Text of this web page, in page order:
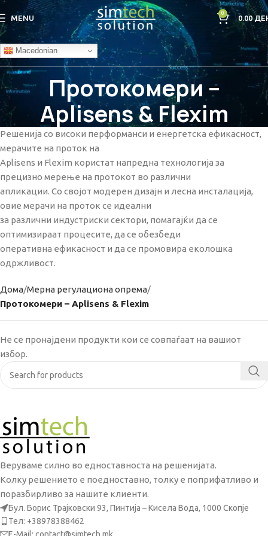
MENU
0
0.00
Macedonian
Протокомери –
Aplisens & Flexim
Решенија со високи перформанси и енергетска ефикасност,
мерачите на проток на
Aplisens и Flexim користат напредна технологија за
прецизно мерење на протокот во различни
апликации. Со својот модерен дизајн и лесна инсталација,
овие мерачи на проток се идеални
за различни индустриски сектори, помагајќи да се
оптимизираат процесите, да се обезбеди
оперативна ефикасност и да се промовира еколошка
одржливост.
Дома Мерна регулациона опрема
Протокомери – Aplisens & Flexim
Не се пронајдени продукти кои се совпаѓаат на вашиот
избор.
Веруваме силно во едноставноста на решенијата.
Колку решението е поедноставно, толку е поприфатливо и
поразбирливо за нашите клиенти.
Бул. Борис Трајковски 93, Пинтија – Кисела Вода, 1000 Скопје
Тел: +38978388462